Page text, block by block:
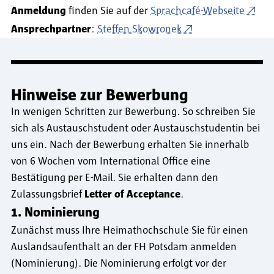
Anmeldung finden Sie auf der Sprachcafé-Webseite
Ansprechpartner: Steffen Skowronek
Hinweise zur Bewerbung
In wenigen Schritten zur Bewerbung. So schreiben Sie
sich als Austauschstudent oder Austauschstudentin bei
uns ein. Nach der Bewerbung erhalten Sie innerhalb
von 6 Wochen vom International Office eine
Bestätigung per E-Mail. Sie erhalten dann den
Zulassungsbrief Letter of Acceptance.
1. Nominierung
Zunächst muss Ihre Heimathochschule Sie für einen
Auslandsaufenthalt an der FH Potsdam anmelden
(Nominierung). Die Nominierung erfolgt vor der